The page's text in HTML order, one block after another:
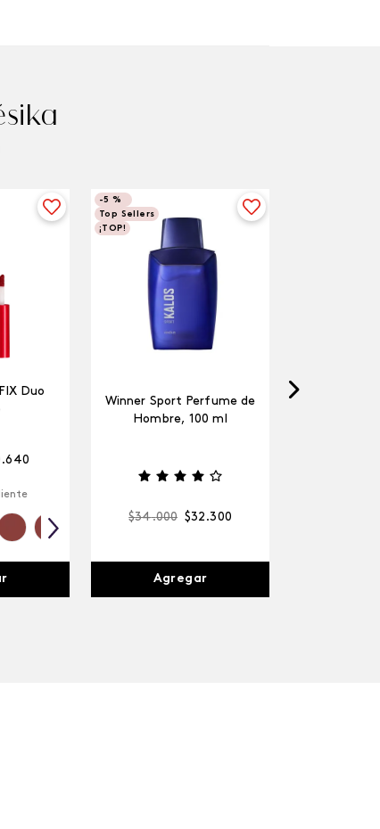
Duo
.640
-5 %
Top Sellers
¡TOP!
Winner Sport Perfume de
Hombre, 100 ml
$34.000 $32 .300
Agregar